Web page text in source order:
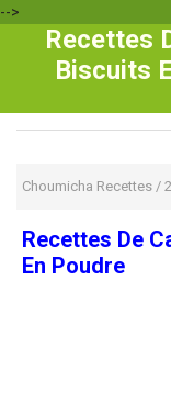
-->
Recettes
Biscuits
Choumicha Recettes /
Recettes De
En Poudre